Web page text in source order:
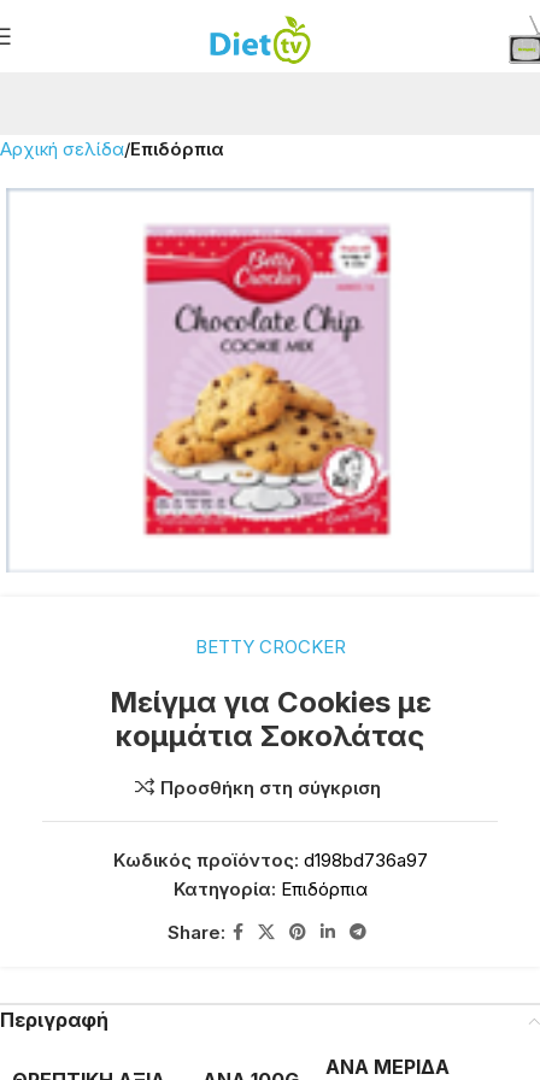
Αρχική σελίδα Επιδόρπια
BETTY CROCKER
Μείγμα για Cookies με
κομμάτια Σοκολάτας
Προσθήκη στη σύγκριση
Κωδικός προϊόντος: d198bd736a97
Κατηγορία: Επιδόρπια
Share:
Περιγραφή
ΑΝΑ ΜΕΡΙΔΑ